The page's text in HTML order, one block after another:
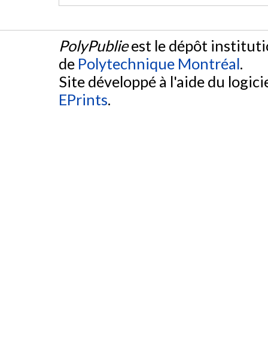
PolyPublieest le dépôt
de Polytechnique Montréal.
Site développé à l'aide du
EPrints.